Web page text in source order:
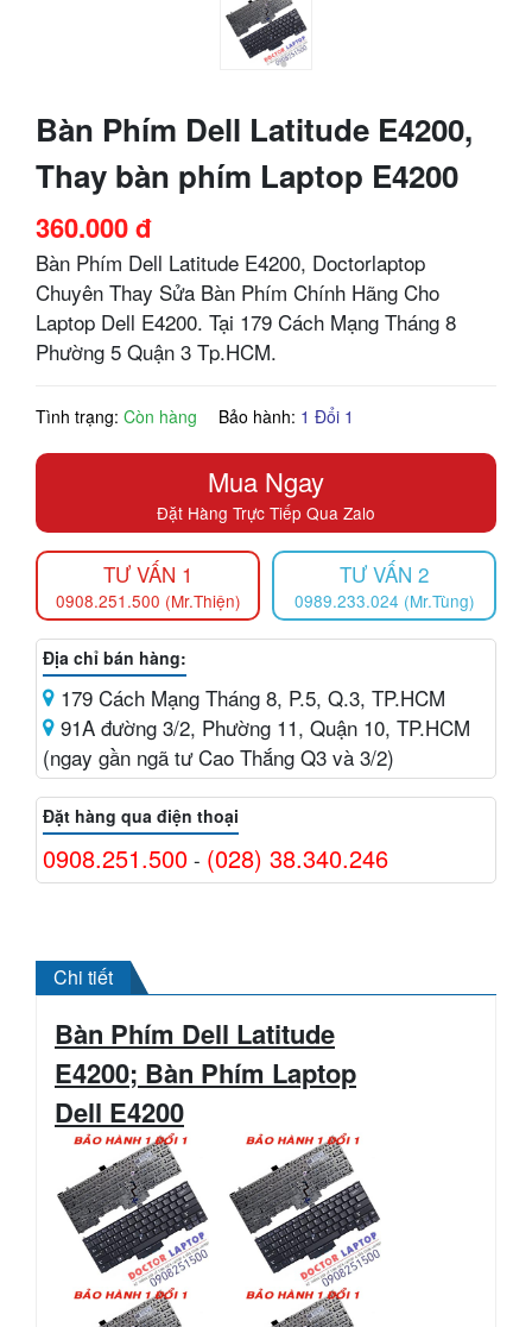
Bàn Phím Dell Latitude E4200,
Thay bàn phím Laptop E4200
360.000 đ
Bàn Phím Dell Latitude E4200, Doctorlaptop
Chuyên Thay Sửa Bàn Phím Chính Hãng Cho
Laptop Dell E4200. Tại 179 Cách Mạng Tháng 8
Phường 5 Quận 3 Tp.HCM.
Tình trạng: Còn hàng Bảo hành: 1 Đổi 1
Mua Ngay
Đặt Hàng Trực Tiếp Qua Zalo
TƯ VẤN 1
0908.251.500 (Mr.Thiện)
TƯ VẤN 2
0989.233.024 (Mr.Tùng)
Địa chỉ bán hàng:
179 Cách Mạng Tháng 8, P.5, Q.3, TP.HCM
91A đường 3/2, Phường 11, Quận 10, TP.HCM
(ngay gần ngã tư Cao Thắng Q3 và 3/2)
Đặt hàng qua điện thoại
0908.251.500 - (028) 38.340.246
Chi tiết
Bàn Phím Dell Latitude
E4200; Bàn Phím Laptop
Dell E4200